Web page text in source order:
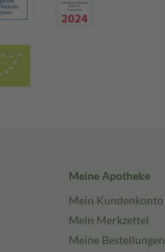
Meine Apotheke
Mein Kundenkonto
Mein Merkzettel
Meine Bestellungen